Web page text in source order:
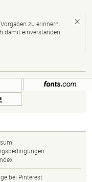
zu erinnern.
damit einverstanden.
bei Pinterest